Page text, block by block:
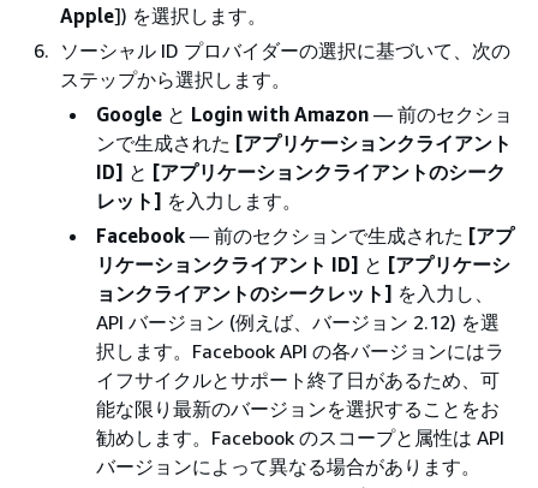
Apple]) を選択します。
ソーシャル ID プロバイダーの選択に基づいて、次の
ステップから選択します。
Google と Login with Amazon — 前のセクショ
ンで生成された [アプリケーションクライアント
ID] と [アプリケーションクライアントのシーク
レット] を入力します。
Facebook — 前のセクションで生成された [アプ
リケーションクライアント ID] と [アプリケーシ
ョンクライアントのシークレット] を入力し、
API バージョン (例えば、バージョン 2.12) を選
択します。Facebook API の各バージョンにはラ
イフサイクルとサポート終了日があるため、可
能な限り最新のバージョンを選択することをお
勧めします。Facebook のスコープと属性は API
バージョンによって異なる場合があります。